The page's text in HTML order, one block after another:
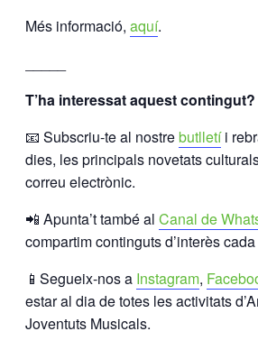
Més informació, aquí.
T’ha interessat aquest contingut?
📧 Subscriu-te al nostrebutlletíi
dies, les principals novetats
correu electrònic.
📲 Apunta’t també al Canal de
compartim continguts d’interès
📱Segueix-nos a Instagram,
estar al dia de totes les activitats
Joventuts Musicals.